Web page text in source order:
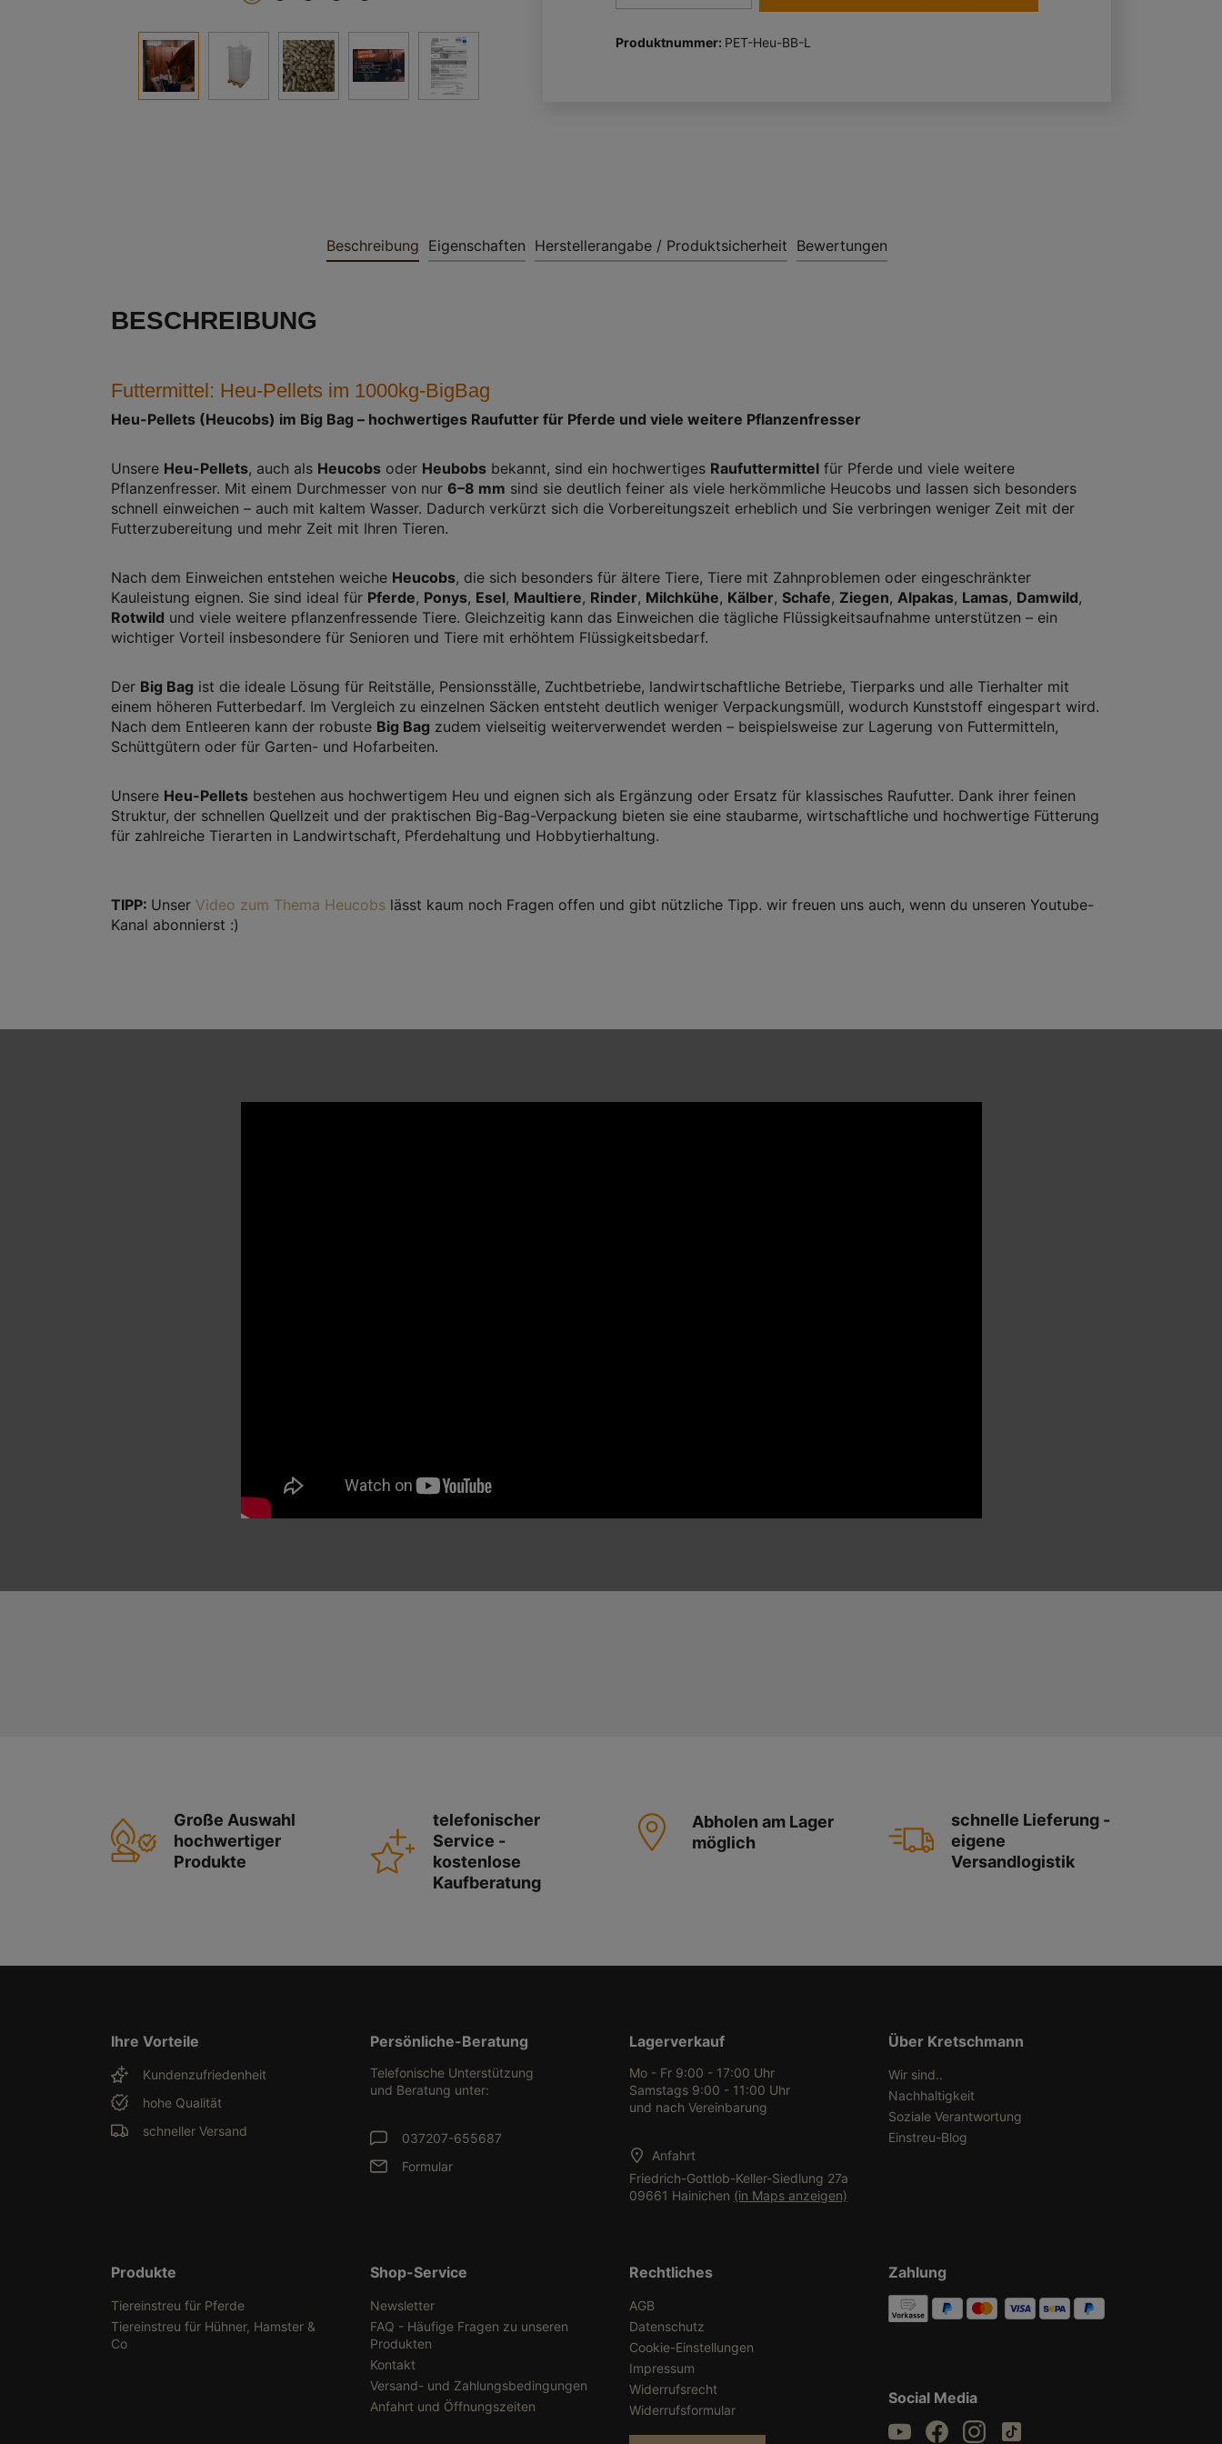
Produktnummer: PET-Heu-BB-L
Beschreibung Eigenschaften Herstellerangabe / Produktsicherheit Bewertungen
BESCHREIBUNG
Futtermittel: Heu-Pellets im 1000kg-BigBag
Heu-Pellets (Heucobs) im Big Bag – hochwertiges Raufutter für Pferde und viele weitere Pflanzenfresser
Unsere Heu-Pellets, auch als Heucobs oder Heubobs bekannt, sind ein hochwertiges Raufuttermittel für Pferde und viele weitere
Pflanzenfresser. Mit einem Durchmesser von nur 6–8 mm sind sie deutlich feiner als viele herkömmliche Heucobs und lassen sich besonders
schnell einweichen – auch mit kaltem Wasser. Dadurch verkürzt sich die Vorbereitungszeit erheblich und Sie verbringen weniger Zeit mit der
Futterzubereitung und mehr Zeit mit Ihren Tieren.
Nach dem Einweichen entstehen weiche Heucobs, die sich besonders für ältere Tiere, Tiere mit Zahnproblemen oder eingeschränkter
Kauleistung eignen. Sie sind ideal für Pferde, Ponys, Esel, Maultiere, Rinder, Milchkühe, Kälber, Schafe, Ziegen, Alpakas, Lamas, Damwild,
Rotwild und viele weitere pflanzenfressende Tiere. Gleichzeitig kann das Einweichen die tägliche Flüssigkeitsaufnahme unterstützen – ein
wichtiger Vorteil insbesondere für Senioren und Tiere mit erhöhtem Flüssigkeitsbedarf.
Der Big Bag ist die ideale Lösung für Reitställe, Pensionsställe, Zuchtbetriebe, landwirtschaftliche Betriebe, Tierparks und alle Tierhalter mit
einem höheren Futterbedarf. Im Vergleich zu einzelnen Säcken entsteht deutlich weniger Verpackungsmüll, wodurch Kunststoff eingespart wird.
Nach dem Entleeren kann der robuste Big Bag zudem vielseitig weiterverwendet werden – beispielsweise zur Lagerung von Futtermitteln,
Schüttgütern oder für Garten- und Hofarbeiten.
Unsere Heu-Pellets bestehen aus hochwertigem Heu und eignen sich als Ergänzung oder Ersatz für klassisches Raufutter. Dank ihrer feinen
Struktur, der schnellen Quellzeit und der praktischen Big-Bag-Verpackung bieten sie eine staubarme, wirtschaftliche und hochwertige Fütterung
für zahlreiche Tierarten in Landwirtschaft, Pferdehaltung und Hobbytierhaltung.
TIPP: Unser Video zum Thema Heucobs lässt kaum noch Fragen offen und gibt nützliche Tipp. wir freuen uns auch, wenn du unseren Youtube-
Kanal abonnierst :)
Große Auswahl
hochwertiger
Produkte
telefonischer
Service -
kostenlose
Kaufberatung
Abholen am Lager
möglich
schnelle Lieferung -
eigene
Versandlogistik
Ihre Vorteile
Kundenzufriedenheit
hohe Qualität
schneller Versand
Persönliche-Beratung
Telefonische Unterstützung
und Beratung unter:
037207-655687
Formular
Lagerverkauf
Mo - Fr 9:00 - 17:00 Uhr
Samstags 9:00 - 11:00 Uhr
und nach Vereinbarung
Anfahrt
Friedrich-Gottlob-Keller-Siedlung 27a
09661 Hainichen (in Maps anzeigen)
Über Kretschmann
Wir sind..
Nachhaltigkeit
Soziale Verantwortung
Einstreu-Blog
Produkte
Tiereinstreu für Pferde
Tiereinstreu für Hühner, Hamster &
Co
Shop-Service
Newsletter
FAQ - Häufige Fragen zu unseren
Produkten
Kontakt
Versand- und Zahlungsbedingungen
Anfahrt und Öffnungszeiten
Rechtliches
AGB
Datenschutz
Cookie-Einstellungen
Impressum
Widerrufsrecht
Widerrufsformular
Zahlung
Social Media